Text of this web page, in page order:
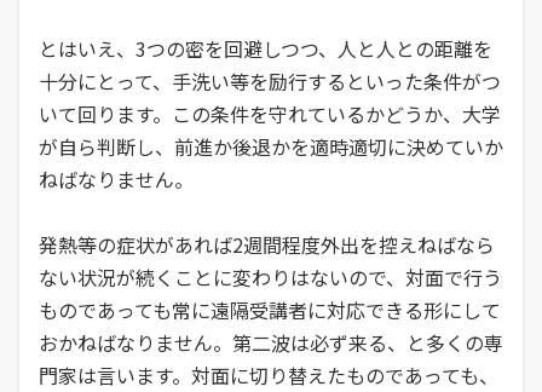
とはいえ、3つの密を回避しつつ、人と人との距離を
十分にとって、手洗い等を励行するといった条件がつ
いて回ります。この条件を守れているかどうか、大学
が自ら判断し、前進か後退かを適時適切に決めていか
ねばなりません。
発熱等の症状があれば2週間程度外出を控えねばなら
ない状況が続くことに変わりはないので、対面で行う
ものであっても常に遠隔受講者に対応できる形にして
おかねばなりません。第二波は必ず来る、と多くの専
門家は言います。対面に切り替えたものであっても、